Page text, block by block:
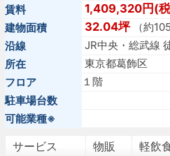
賃料
1,409,320円(
建物面積 32.04坪（約
沿線
JR中央・総武線
所在
東京都葛飾区
フロア
１階
駐車場台数
可能業種※
サービス 物販 軽飲